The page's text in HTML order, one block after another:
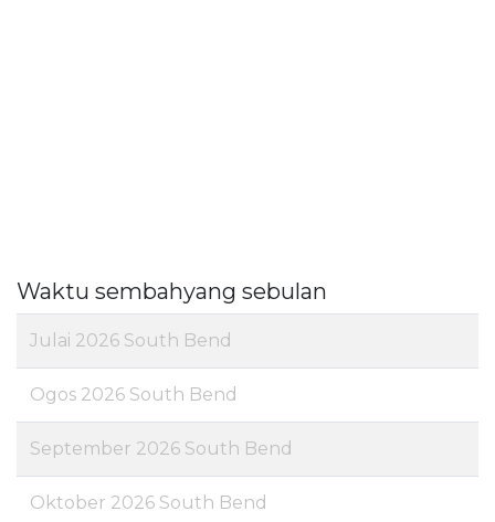
Waktu sembahyang sebulan
Julai 2026 South Bend
Ogos 2026 South Bend
September 2026 South Bend
Oktober 2026 South Bend